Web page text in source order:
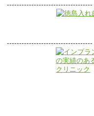
-----------------------------------
-----------------------------------